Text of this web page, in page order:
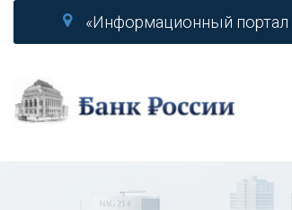
«Информационный